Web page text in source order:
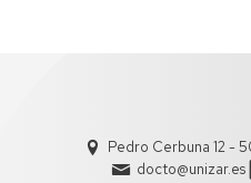
Pedro Cerbuna 12 -
docto@unizar.es